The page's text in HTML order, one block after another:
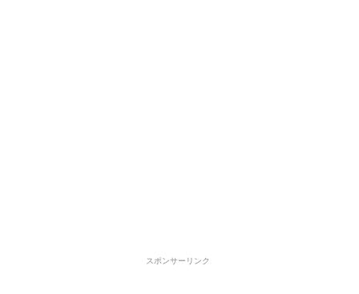
スポンサーリンク